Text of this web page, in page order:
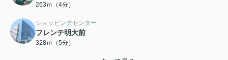
263ｍ（4分）
ショッピングセンター
フレンテ明大前
328ｍ（5分）